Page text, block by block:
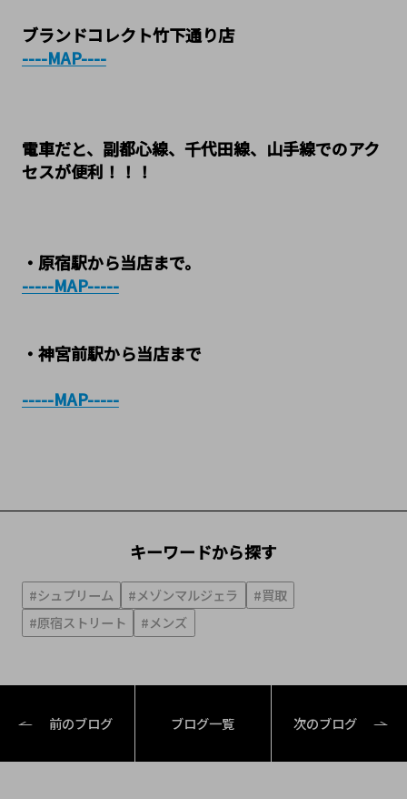
ブランドコレクト竹下通り店
----MAP----
電車だと、副都心線、千代田線、山手線でのアク
セスが便利！！！
・原宿駅から当店まで。
-----MAP-----
・神宮前駅から当店まで
-----MAP-----
キーワードから探す
#シュプリーム #メゾンマルジェラ
#買取
#原宿ストリート
#メンズ
前のブログ ブログ一覧 次のブログ